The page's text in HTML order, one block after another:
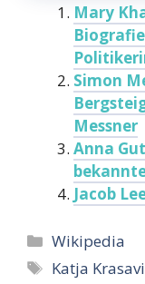
Mary
Simon
Messner
Anna
Jacob
Categories
Wikipedia
Tags
Katja